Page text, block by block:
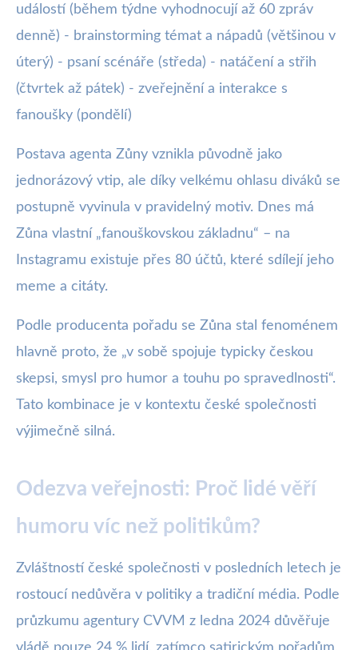
událostí (během týdne vyhodnocují až 60 zpráv
denně) - brainstorming témat a nápadů (většinou v
úterý) - psaní scénáře (středa) - natáčení a střih
(čtvrtek až pátek) - zveřejnění a interakce s
fanoušky (pondělí)
Postava agenta Zůny vznikla původně jako
jednorázový vtip, ale díky velkému ohlasu diváků se
postupně vyvinula v pravidelný motiv. Dnes má
Zůna vlastní „fanouškovskou základnu“ – na
Instagramu existuje přes 80 účtů, které sdílejí jeho
meme a citáty.
Podle producenta pořadu se Zůna stal fenoménem
hlavně proto, že „v sobě spojuje typicky českou
skepsi, smysl pro humor a touhu po spravedlnosti“.
Tato kombinace je v kontextu české společnosti
výjimečně silná.
Odezva veřejnosti: Proč lidé věří
humoru víc než politikům?
Zvláštností české společnosti v posledních letech je
rostoucí nedůvěra v politiky a tradiční média. Podle
průzkumu agentury CVVM z ledna 2024 důvěřuje